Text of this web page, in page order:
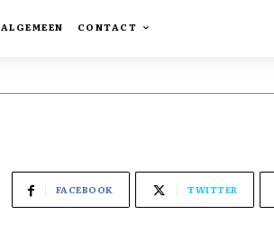
ALGEMEEN CONTACT
FACEBOOK TWITTER